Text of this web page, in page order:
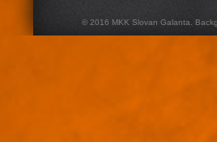
© 2016 MKK Slovan Galanta.